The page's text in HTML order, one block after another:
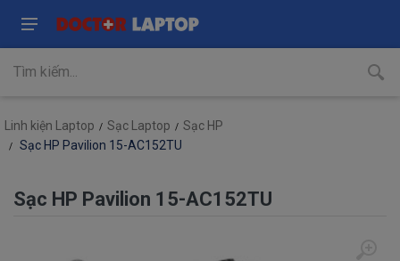
Linh kiện Laptop Sạc Laptop
Sạc HP
Sạc HP Pavilion 15-AC152TU
Sạc HP Pavilion 15-AC152TU